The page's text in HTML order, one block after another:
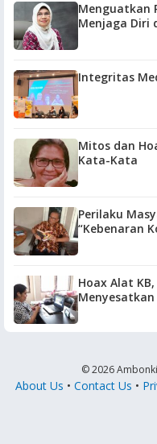
Menguatkan
Menjaga Diri
Integritas
Mitos dan Hoax KB : Rahim
Kata-Kata
Perilaku
“Kebenaran
Hoax Alat
Menyesatkan
© 2026
About Us • Contact Us •